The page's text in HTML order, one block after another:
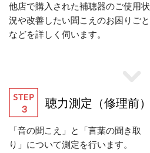
他店で購入された補聴器のご使用状
況や改善したい聞こえのお困りごと
などを詳しく伺います。
聴力測定（修理前）
「音の聞こえ」と「言葉の聞き取
り」について測定を行います。